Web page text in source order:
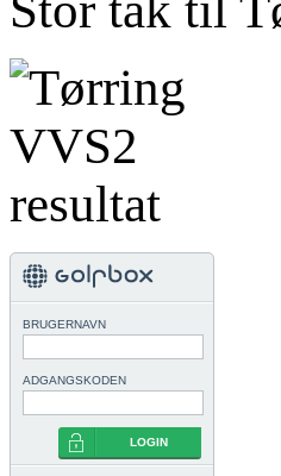
BRUGERNAVN
ADGANGSKODEN
LOGIN